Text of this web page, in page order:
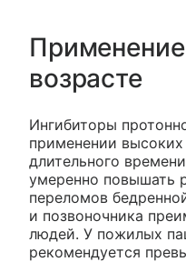
возрасте
Ингибиторы
применении
длительного
умеренно повышать
переломов
и позвоночника
людей. У пожилых
рекомендуется